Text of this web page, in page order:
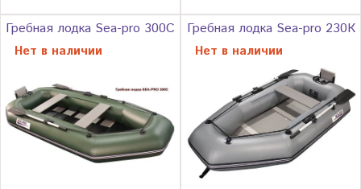
Гребная лодка Sea-pro 300С
Нет в наличии
Гребная лодка Sea-pro 230К
Нет в наличии